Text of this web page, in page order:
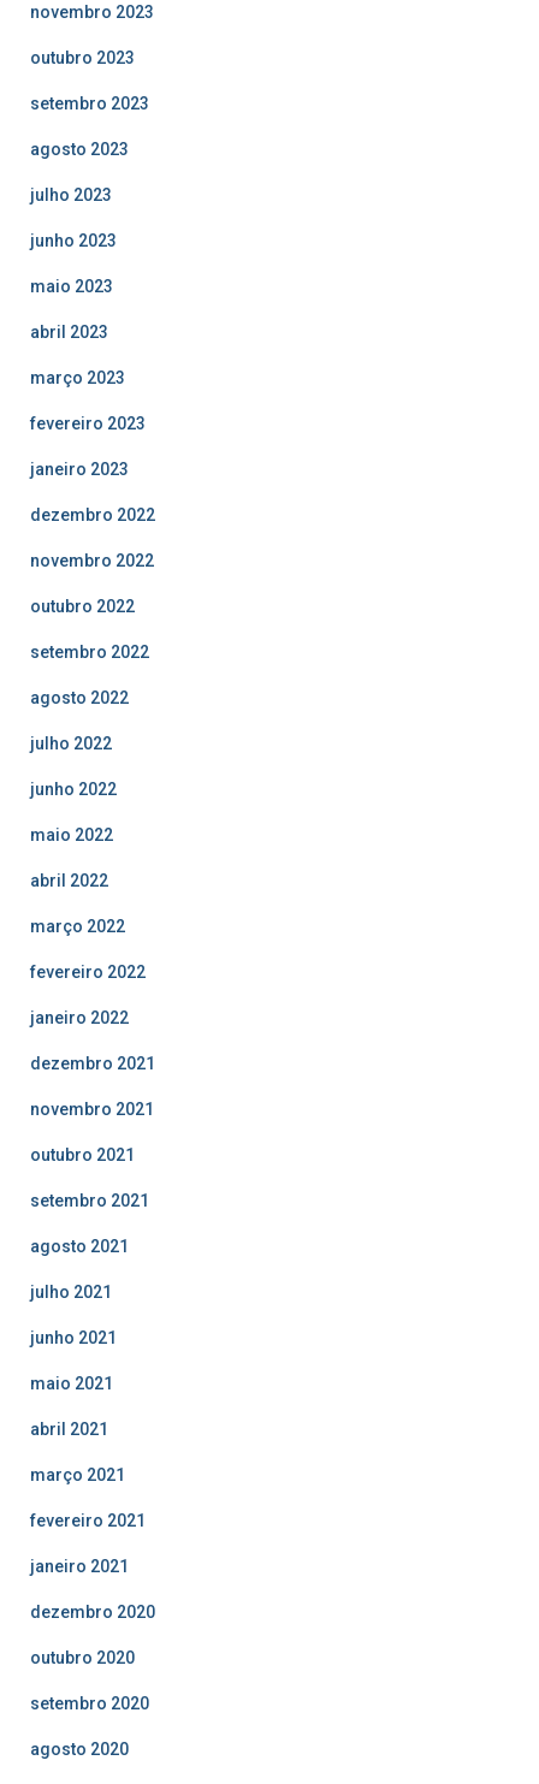
novembro 2023
outubro 2023
setembro 2023
agosto 2023
julho 2023
junho 2023
maio 2023
abril 2023
março 2023
fevereiro 2023
janeiro 2023
dezembro 2022
novembro 2022
outubro 2022
setembro 2022
agosto 2022
julho 2022
junho 2022
maio 2022
abril 2022
março 2022
fevereiro 2022
janeiro 2022
dezembro 2021
novembro 2021
outubro 2021
setembro 2021
agosto 2021
julho 2021
junho 2021
maio 2021
abril 2021
março 2021
fevereiro 2021
janeiro 2021
dezembro 2020
outubro 2020
setembro 2020
agosto 2020